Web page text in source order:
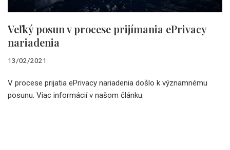
Veľký posun v procese prijímania ePrivacy
nariadenia
13/02/2021
V procese prijatia ePrivacy nariadenia došlo k významnému
posunu. Viac informácií v našom článku.